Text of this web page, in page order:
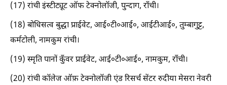
(17) रांची इंस्टीट्यूट ऑफ टेक्नोलॉजी, पुन्दाग, राँची।
(18) बोधिसत्व बुद्धा प्राईवेट, आई०टी०आई०, आईटीआई०, तुम्बागुट्ट,
कर्मटोली, नामकुम रांची।
(19) स्मृति पानों कुँवर प्राईवेट, आई०टी०आई०, नामकुम, राँची।
(20) रांची कॉलेज ऑफ़ टेक्नोलॉजी एंड रिसर्च सेंटर रुदीया मेसरा नेवरी